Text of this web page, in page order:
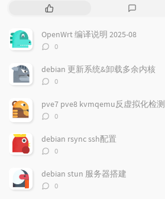
热
文
章
OpenWrt 编译说明 2025-08
评
数：
0
debian 更新系统&卸载多余内核
评
数：
0
pve7 pve8 kvmqemu反虚拟化检测
评
数：
0
debian rsync ssh配置
评
数：
0
debian stun 服务器搭建
评
0